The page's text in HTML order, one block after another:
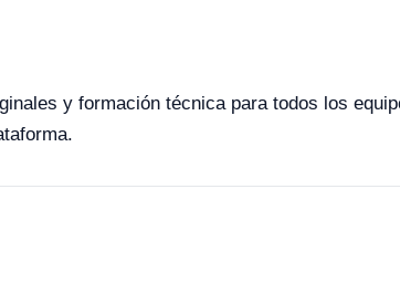
y formación técnica para todos los